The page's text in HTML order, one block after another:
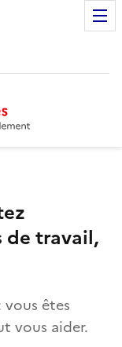
de travail,
êtes
vous aider.